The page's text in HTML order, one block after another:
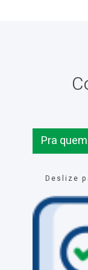
Pra
Deslize